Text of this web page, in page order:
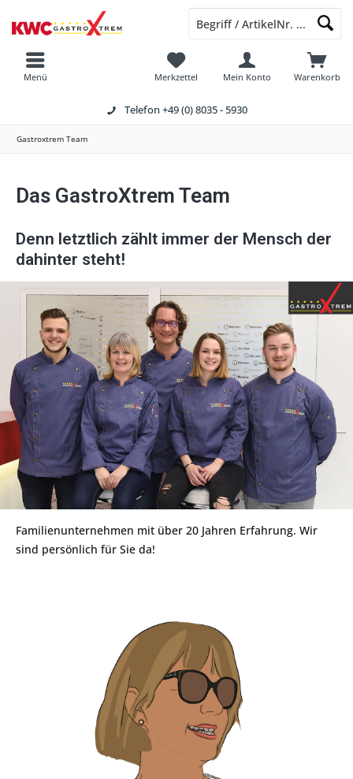
Telefon +49 (0) 8035 - 5930
Menü Warenkorb
Merkzettel Mein Konto
Gastroxtrem Team
Das GastroXtrem Team
Denn letztlich zählt immer der Mensch der
dahinter steht!
Familienunternehmen mit über 20 Jahren Erfahrung. Wir
sind persönlich für Sie da!